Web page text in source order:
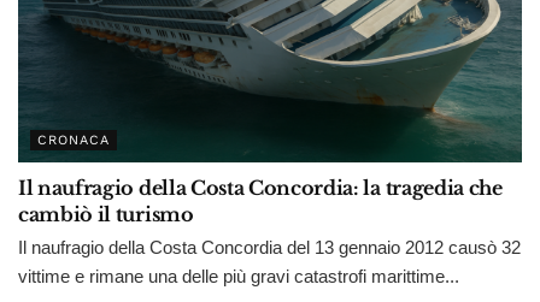
CRONACA
Il naufragio della Costa Concordia: la tragedia che
cambiò il turismo
Il naufragio della Costa Concordia del 13 gennaio 2012 causò 32
vittime e rimane una delle più gravi catastrofi marittime...